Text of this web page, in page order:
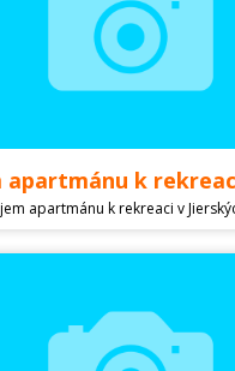
apartmánu k